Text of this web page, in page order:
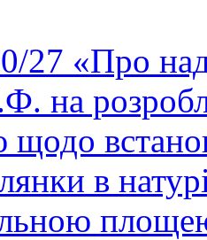
27 «Про
на
щодо
в